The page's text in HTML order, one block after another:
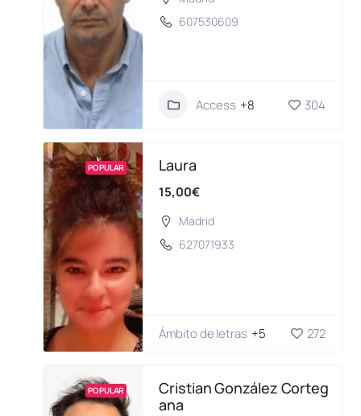
607530609
Access +8 304
POPULAR Laura
15,00€
Madrid
627071933
Ámbito de letras +5 272
POPULAR
Cristian González Corteg
ana